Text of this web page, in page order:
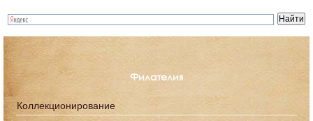
Филателия
Коллекционирование